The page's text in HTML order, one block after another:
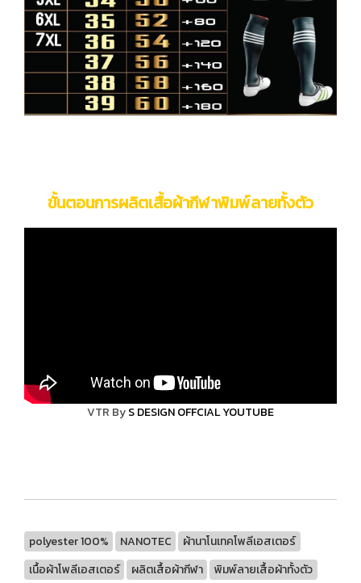
ขั้นตอนการผลิตเสื้อผ้ากีฬาพิมพ์ลายทั้งตัว
VTR ByS DESIGN OFFCIAL YOUTUBE
polyester 100% NANOTEC
ผ้านาโนเทคโพลีเอสเตอร์
เนื้อผ้าโพลีเอสเตอร์
ผลิตเสื้อผ้ากีฬา
พิมพ์ลายเสื้อผ้าทั้งตัว